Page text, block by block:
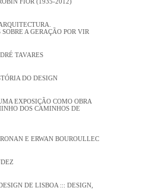
A GERAÇÃO POR VIR
TAVARES
DO DESIGN
EXPOSIÇÃO COMO OBRA
DOS CAMINHOS DE
E ERWAN BOUROULLEC
DE LISBOA ::: DESIGN,